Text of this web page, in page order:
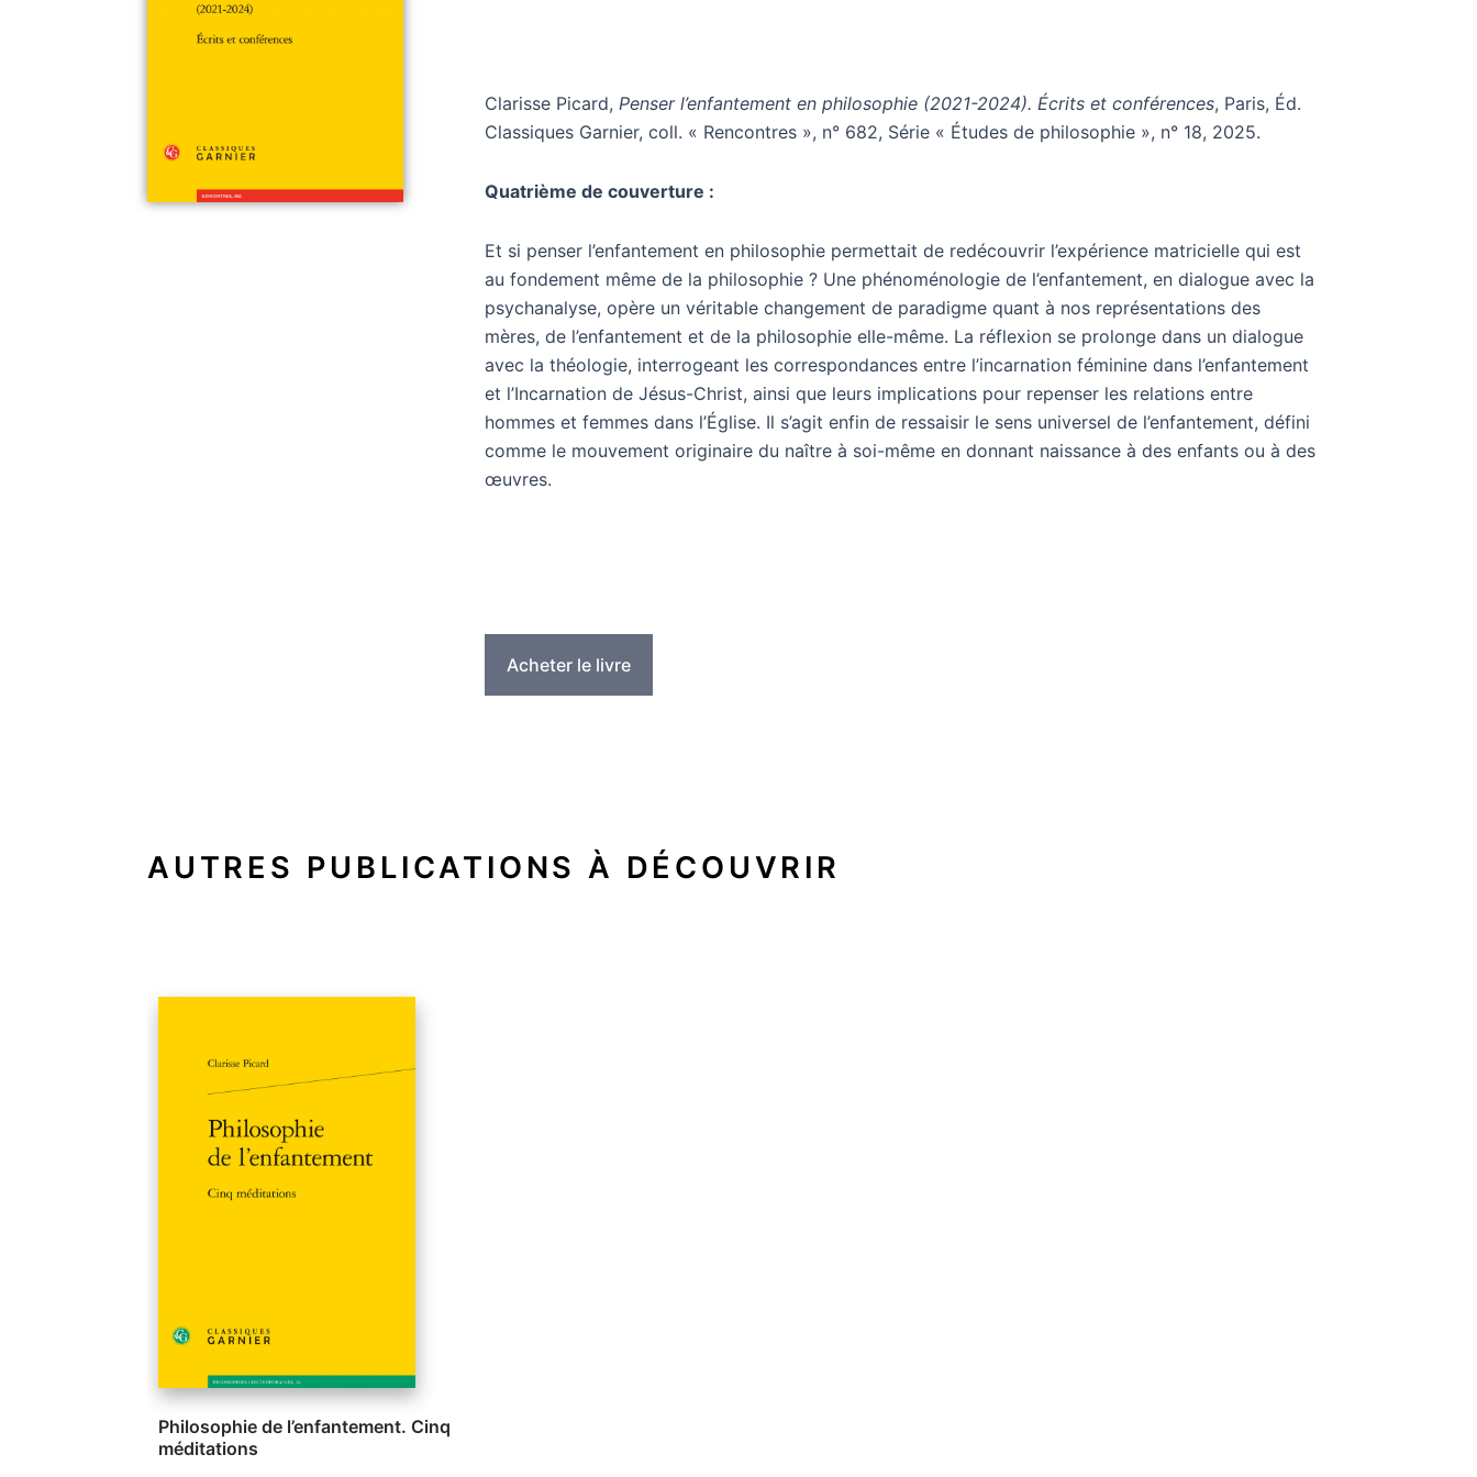
Clarisse Picard, Penser l’enfantement en philosophie (2021-2024). Écrits et conférences, Paris, Éd.
Classiques Garnier, coll. « Rencontres », n° 682, Série « Études de philosophie », n° 18, 2025.
Quatrième de couverture :
Et si penser l’enfantement en philosophie permettait de redécouvrir l’expérience matricielle qui est
au fondement même de la philosophie ? Une phénoménologie de l’enfantement, en dialogue avec la
psychanalyse, opère un véritable changement de paradigme quant à nos représentations des
mères, de l’enfantement et de la philosophie elle-même. La réflexion se prolonge dans un dialogue
avec la théologie, interrogeant les correspondances entre l’incarnation féminine dans l’enfantement
et l’Incarnation de Jésus-Christ, ainsi que leurs implications pour repenser les relations entre
hommes et femmes dans l’Église. Il s’agit enfin de ressaisir le sens universel de l’enfantement, défini
comme le mouvement originaire du naître à soi-même en donnant naissance à des enfants ou à des
œuvres.
Acheter le livre
AUTRES PUBLICATIONS À DÉCOUVRIR
Philosophie de l’enfantement. Cinq
méditations